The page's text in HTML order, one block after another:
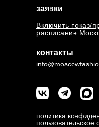
политика
пользовательское
контакты
заявки
Включить показ/
расписание